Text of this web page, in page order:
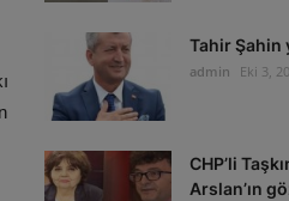
Tahir Şahin
admin Eki 3,
CHP’li
Arslan’ın